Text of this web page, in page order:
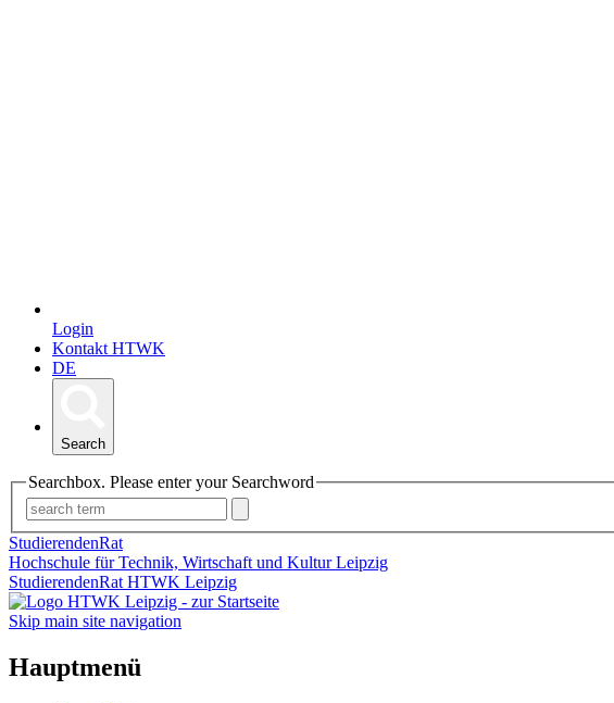
Login
Kontakt HTWK
DE
Search
Searchbox. Please enter your Searchword
StudierendenRat
Hochschule für Technik, Wirtschaft und Kultur Leipzig
StudierendenRat HTWK Leipzig
Skip main site navigation
Hauptmenü